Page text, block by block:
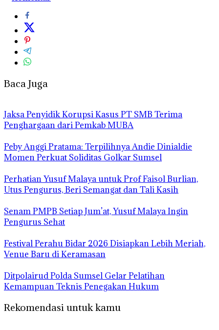
Baca Juga
Jaksa Penyidik Korupsi Kasus PT SMB Terima
Penghargaan dari Pemkab MUBA
Peby Anggi Pratama: Terpilihnya Andie Dinialdie
Momen Perkuat Soliditas Golkar Sumsel
Perhatian Yusuf Malaya untuk Prof Faisol Burlian,
Utus Pengurus, Beri Semangat dan Tali Kasih
Senam PMPB Setiap Jum’at, Yusuf Malaya Ingin
Pengurus Sehat
Festival Perahu Bidar 2026 Disiapkan Lebih Meriah,
Venue Baru di Keramasan
Ditpolairud Polda Sumsel Gelar Pelatihan
Kemampuan Teknis Penegakan Hukum
Rekomendasi untuk kamu